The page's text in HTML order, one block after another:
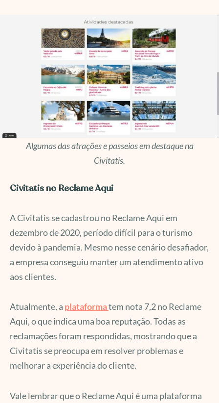
Algumas das atrações e passeios em destaque na
Civitatis.
Civitatis no Reclame Aqui
A Civitatis se cadastrou no Reclame Aqui em
dezembro de 2020, período difícil para o turismo
devido à pandemia. Mesmo nesse cenário desafiador,
a empresa conseguiu manter um atendimento ativo
aos clientes.
Atualmente, a plataformatem nota 7,2 no Reclame
Aqui, o que indica uma boa reputação. Todas as
reclamações foram respondidas, mostrando que a
Civitatis se preocupa em resolver problemas e
melhorar a experiência do cliente.
Vale lembrar que o Reclame Aqui é uma plataforma